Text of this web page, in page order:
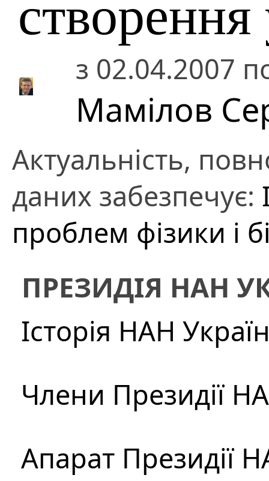
з 02.04.2007
Мамілов
Актуальність,
даних забезпечує:
проблем фізики і
ПРЕЗИДІЯ НАН
Історія НАН
Члени Президії
Апарат Президії